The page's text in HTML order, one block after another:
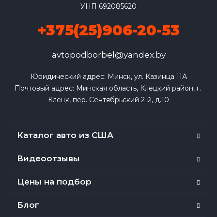
УНП 692085620
+375(25)906-20-53
avtopodborbel@yandex.by
Юридический адрес: Минск, ул. Казинца 11А
Почтовый адрес: Минская область, Клецкий район, г.
Клецк, пер. Сентябрьский 2-й, д.10
Каталог авто из США
Видеоотзывы
Цены на подбор
Блог